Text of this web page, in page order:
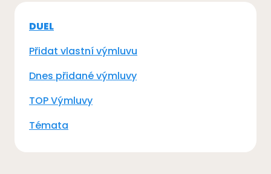
DUEL
Přidat vlastní výmluvu
Dnes přidané výmluvy
TOP Výmluvy
Témata